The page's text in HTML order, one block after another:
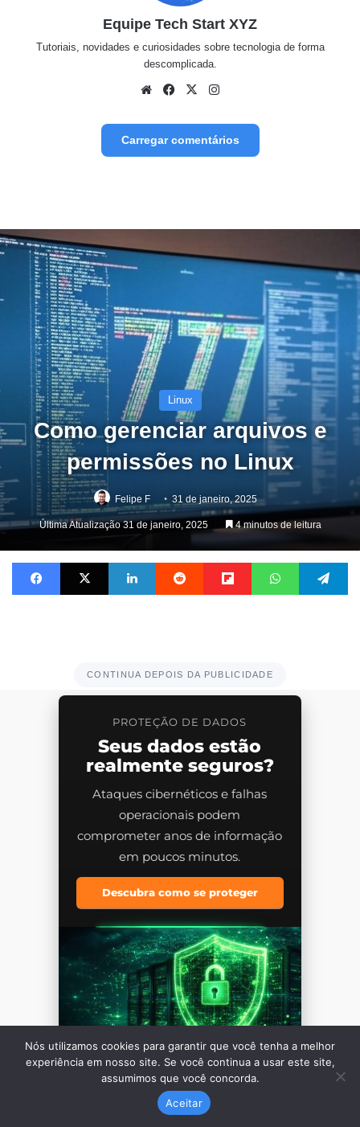
Equipe Tech Start XYZ
Tutoriais, novidades e curiosidades sobre tecnologia de forma
descomplicada.
WebsiteFacebook
X
Carregar comentários
Nós utilizamos cookies para garantir que você tenha a melhor
experiência em nosso site. Se você continua a usar este site,
assumimos que você concorda.
Aceitar